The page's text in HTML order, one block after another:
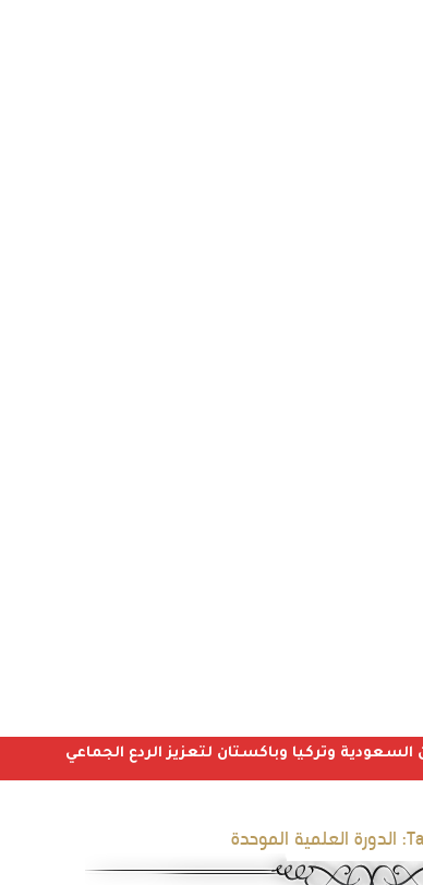
وتركيا وباكستان لتعزيز الردع الجماعي
الدورة العلمية الموحدة